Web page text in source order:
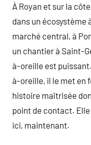
À Royan et sur la
dans un écosystème
marché central, à
un chantier à Saint-
à-oreille est
à-oreille, il le met en
histoire maîtrisée
point de contact.
ici, maintenant.